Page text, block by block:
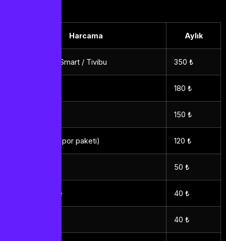
Harcama Aylık
Kablo TV / D-Smart / Tivibu 350 ₺
180 ₺
150 ₺
beIN Sports (spor paketi) 120 ₺
50 ₺
Amazon Prime 40 ₺
40 ₺